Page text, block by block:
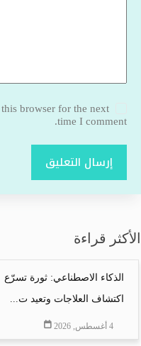
browser for the next
time I comment.
إرسال التعليق
الأكثر قراءة
الذكاء الاصطناعي: ثورة تسرّع
اكتشاف العلاجات وتعيد ت...
4 أغسطس, 2026